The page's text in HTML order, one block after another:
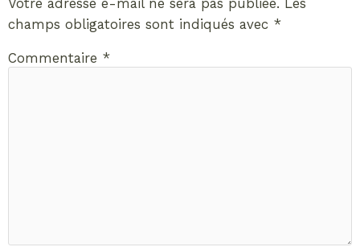
Votre adresse e-mail ne sera pas publiée. Les
champs obligatoires sont indiqués avec *
Commentaire *